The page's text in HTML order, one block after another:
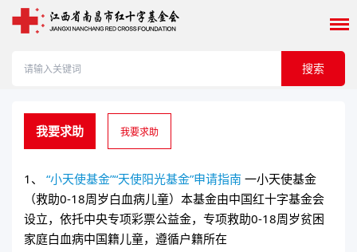
搜索
我要求助 我要求助
1、 “小天使基金”“天使阳光基金”申请指南 一小天使基金
（救助0-18周岁白血病儿童）本基金由中国红十字基金会
设立，依托中央专项彩票公益金，专项救助0-18周岁贫困
家庭白血病中国籍儿童，遵循户籍所在